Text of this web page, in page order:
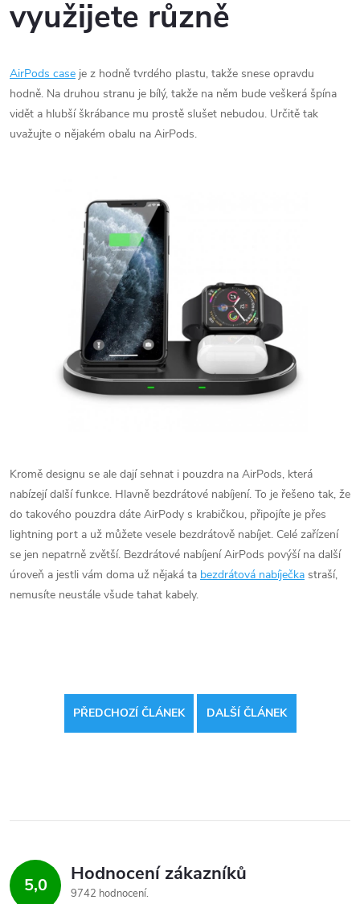
využijete různě
AirPods case je z hodně tvrdého plastu, takže snese opravdu
hodně. Na druhou stranu je bílý, takže na něm bude veškerá špína
vidět a hlubší škrábance mu prostě slušet nebudou. Určitě tak
uvažujte o nějakém obalu na AirPods.
Kromě designu se ale dají sehnat i pouzdra na AirPods, která
nabízejí další funkce. Hlavně bezdrátové nabíjení. To je řešeno tak, že
do takového pouzdra dáte AirPody s krabičkou, připojíte je přes
lightning port a už můžete vesele bezdrátově nabíjet. Celé zařízení
se jen nepatrně zvětší. Bezdrátové nabíjení AirPods povýší na další
úroveň a jestli vám doma už nějaká ta bezdrátová nabíječka straší,
nemusíte neustále všude tahat kabely.
PŘEDCHOZÍ ČLÁNEK DALŠÍ ČLÁNEK
5,0 Hodnocení zákazníků
9742 hodnocení